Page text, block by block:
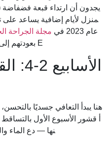
يجدون أن ارتداء قبعة فضفاضة
منزل لأيام إضافية يساعد
عام 2023 في
مجلة الجراحة
E بعودتهم إلى روتينهم الطبيعي خلال 10 أيام.
هنا يبدأ التعافي جسديًا
أ قشور الأسبوع الأول
نها — دع الماء